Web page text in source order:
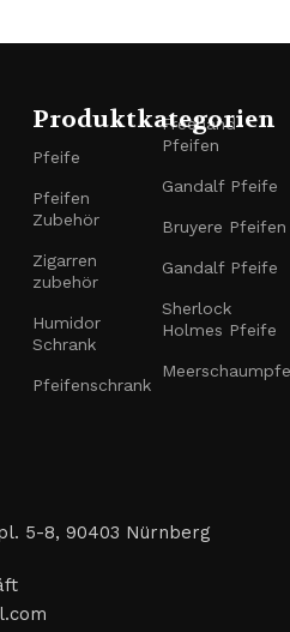
Produktkategorien
Pfeife
Pfeifen
Zubehör
Zigarren
zubehör
Humidor
Schrank
Pfeifenschrank
Freehand-
Pfeifen
Gandalf Pfeife
Bruyere Pfeifen
Gandalf Pfeife
Sherlock
Holmes Pfeife
5-8, 90403 Nürnberg